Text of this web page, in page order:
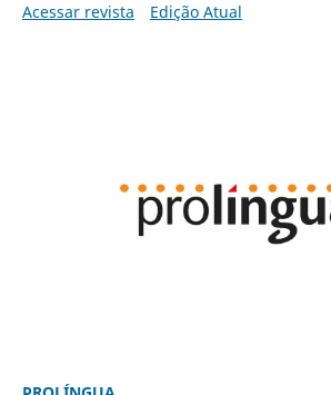
Acessar revista
Edição Atual